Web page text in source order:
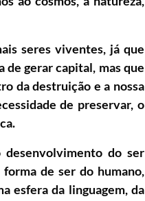
seres viventes, já que
de gerar capital, mas que
da destruição e a nossa
de preservar, o
desenvolvimento do ser
de ser do humano,
esfera da linguagem, da